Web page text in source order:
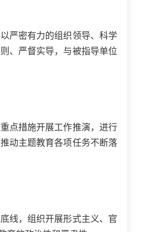
严密有力的组织领导、科学
、严督实导，与被指导单位
点措施开展工作推演，进行
动主题教育各项任务不断落
线，组织开展形式主义、官